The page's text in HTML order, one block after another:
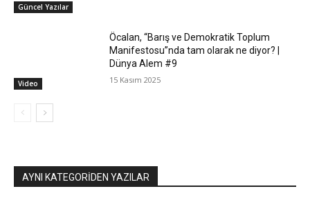
Güncel Yazılar
Video
Öcalan, “Barış ve Demokratik Toplum
Manifestosu”nda tam olarak ne diyor? |
Dünya Alem #9
15 Kasım 2025
AYNI KATEGORIDEN YAZILAR